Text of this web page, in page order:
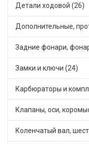
Детали ходовой (26)
Замки и ключи (24)